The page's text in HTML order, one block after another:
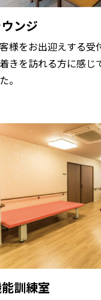
ンジ
様をお出迎えする受
きを訪れる方に感じ
。
訓練室